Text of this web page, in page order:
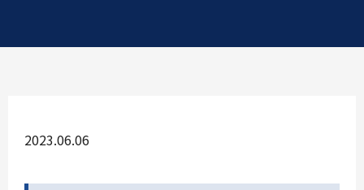
2023.06.06